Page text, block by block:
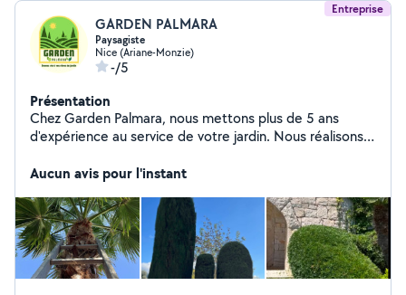
Entreprise
GARDEN PALMARA
Paysagiste
Nice (Ariane-Monzie)
-/5
Présentation
Chez Garden Palmara, nous mettons plus de 5 ans
d'expérience au service de votre jardin. Nous réalisons
aménagement, élagage, et plus encore. Notre équipe
impeccables, adaptés à vos envies. Votre jardin, notre
passion.
Aucun avis pour l'instant